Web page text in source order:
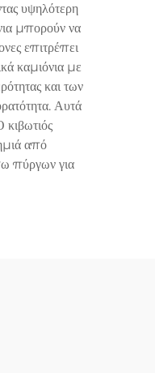
υψηλότερη
μπορούν να
επιτρέπει
καμιόνια με
και των
Αυτά
από
πύργων για